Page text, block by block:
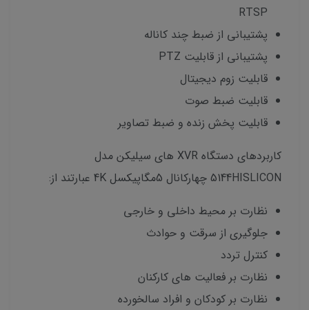
RTSP
پشتیبانی از ضبط چند کاناله
پشتیبانی از قابلیت PTZ
قابلیت زوم دیجیتال
قابلیت ضبط صوت
قابلیت پخش زنده و ضبط تصاویر
کاربردهای دستگاه XVR های سیلیکن مدل
5144HISLICON چهارکانال 5مگاپیکسل 4K عبارتند از:
نظارت بر محیط داخلی و خارجی
جلوگیری از سرقت و حوادث
کنترل تردد
نظارت بر فعالیت های کارکنان
نظارت بر کودکان و افراد سالخورده